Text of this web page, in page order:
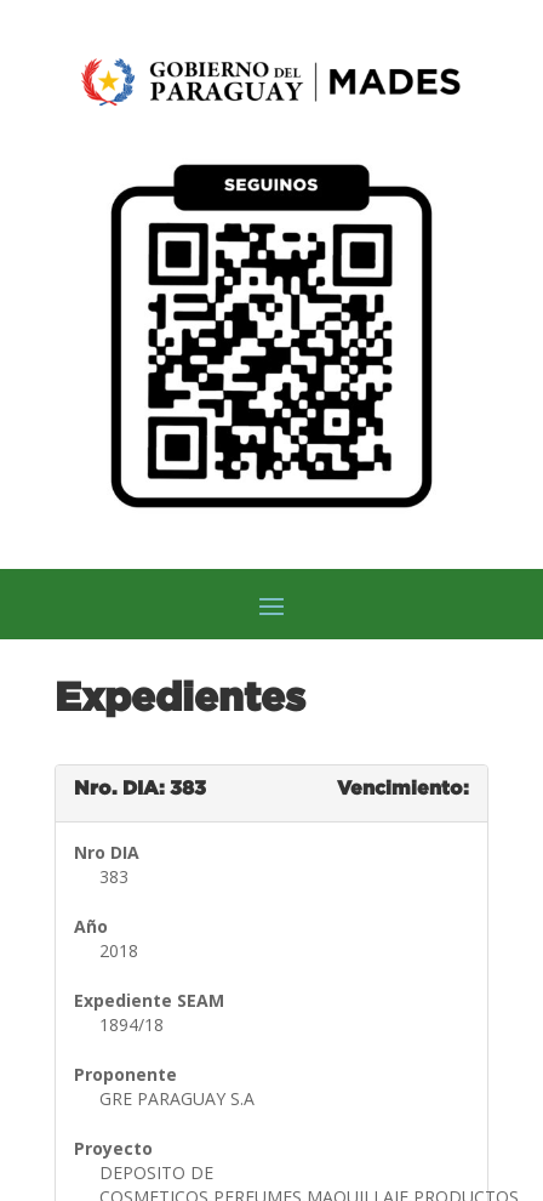
Expedientes
Nro. DIA: 383 Vencimiento:
Nro DIA
383
Año
2018
Expediente SEAM
1894/18
Proponente
GRE PARAGUAY S.A
Proyecto
DEPOSITO DE